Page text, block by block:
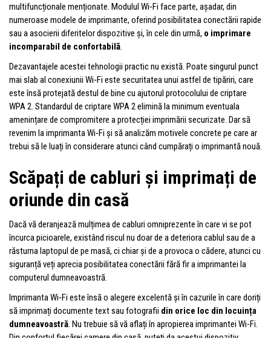
multifuncționale menționate. Modulul Wi‑Fi face parte, așadar, din
numeroase modele de imprimante, oferind posibilitatea conectării rapide
sau a asocierii diferitelor dispozitive și, în cele din urmă, o imprimare
incomparabil de confortabilă.
Dezavantajele acestei tehnologii practic nu există. Poate singurul punct
mai slab al conexiunii Wi‑Fi este securitatea unui astfel de tipăriri, care
este însă protejată destul de bine cu ajutorul protocolului de criptare
WPA 2. Standardul de criptare WPA 2 elimină la minimum eventuala
amenințare de compromitere a protecției imprimării securizate. Dar să
revenim la imprimanta Wi‑Fi și să analizăm motivele concrete pe care ar
trebui să le luați în considerare atunci când cumpărați o imprimantă nouă.
Scăpați de cabluri și imprimați de
oriunde din casă
Dacă vă deranjează mulțimea de cabluri omniprezente în care vi se pot
încurca picioarele, existând riscul nu doar de a deteriora cablul sau de a
răsturna laptopul de pe masă, ci chiar și de a provoca o cădere, atunci cu
siguranță veți aprecia posibilitatea conectării fără fir a imprimantei la
computerul dumneavoastră.
Imprimanta Wi‑Fi este însă o alegere excelentă și în cazurile în care doriți
să imprimați documente text sau fotografii din orice loc din locuința
dumneavoastră. Nu trebuie să vă aflați în apropierea imprimantei Wi-Fi.